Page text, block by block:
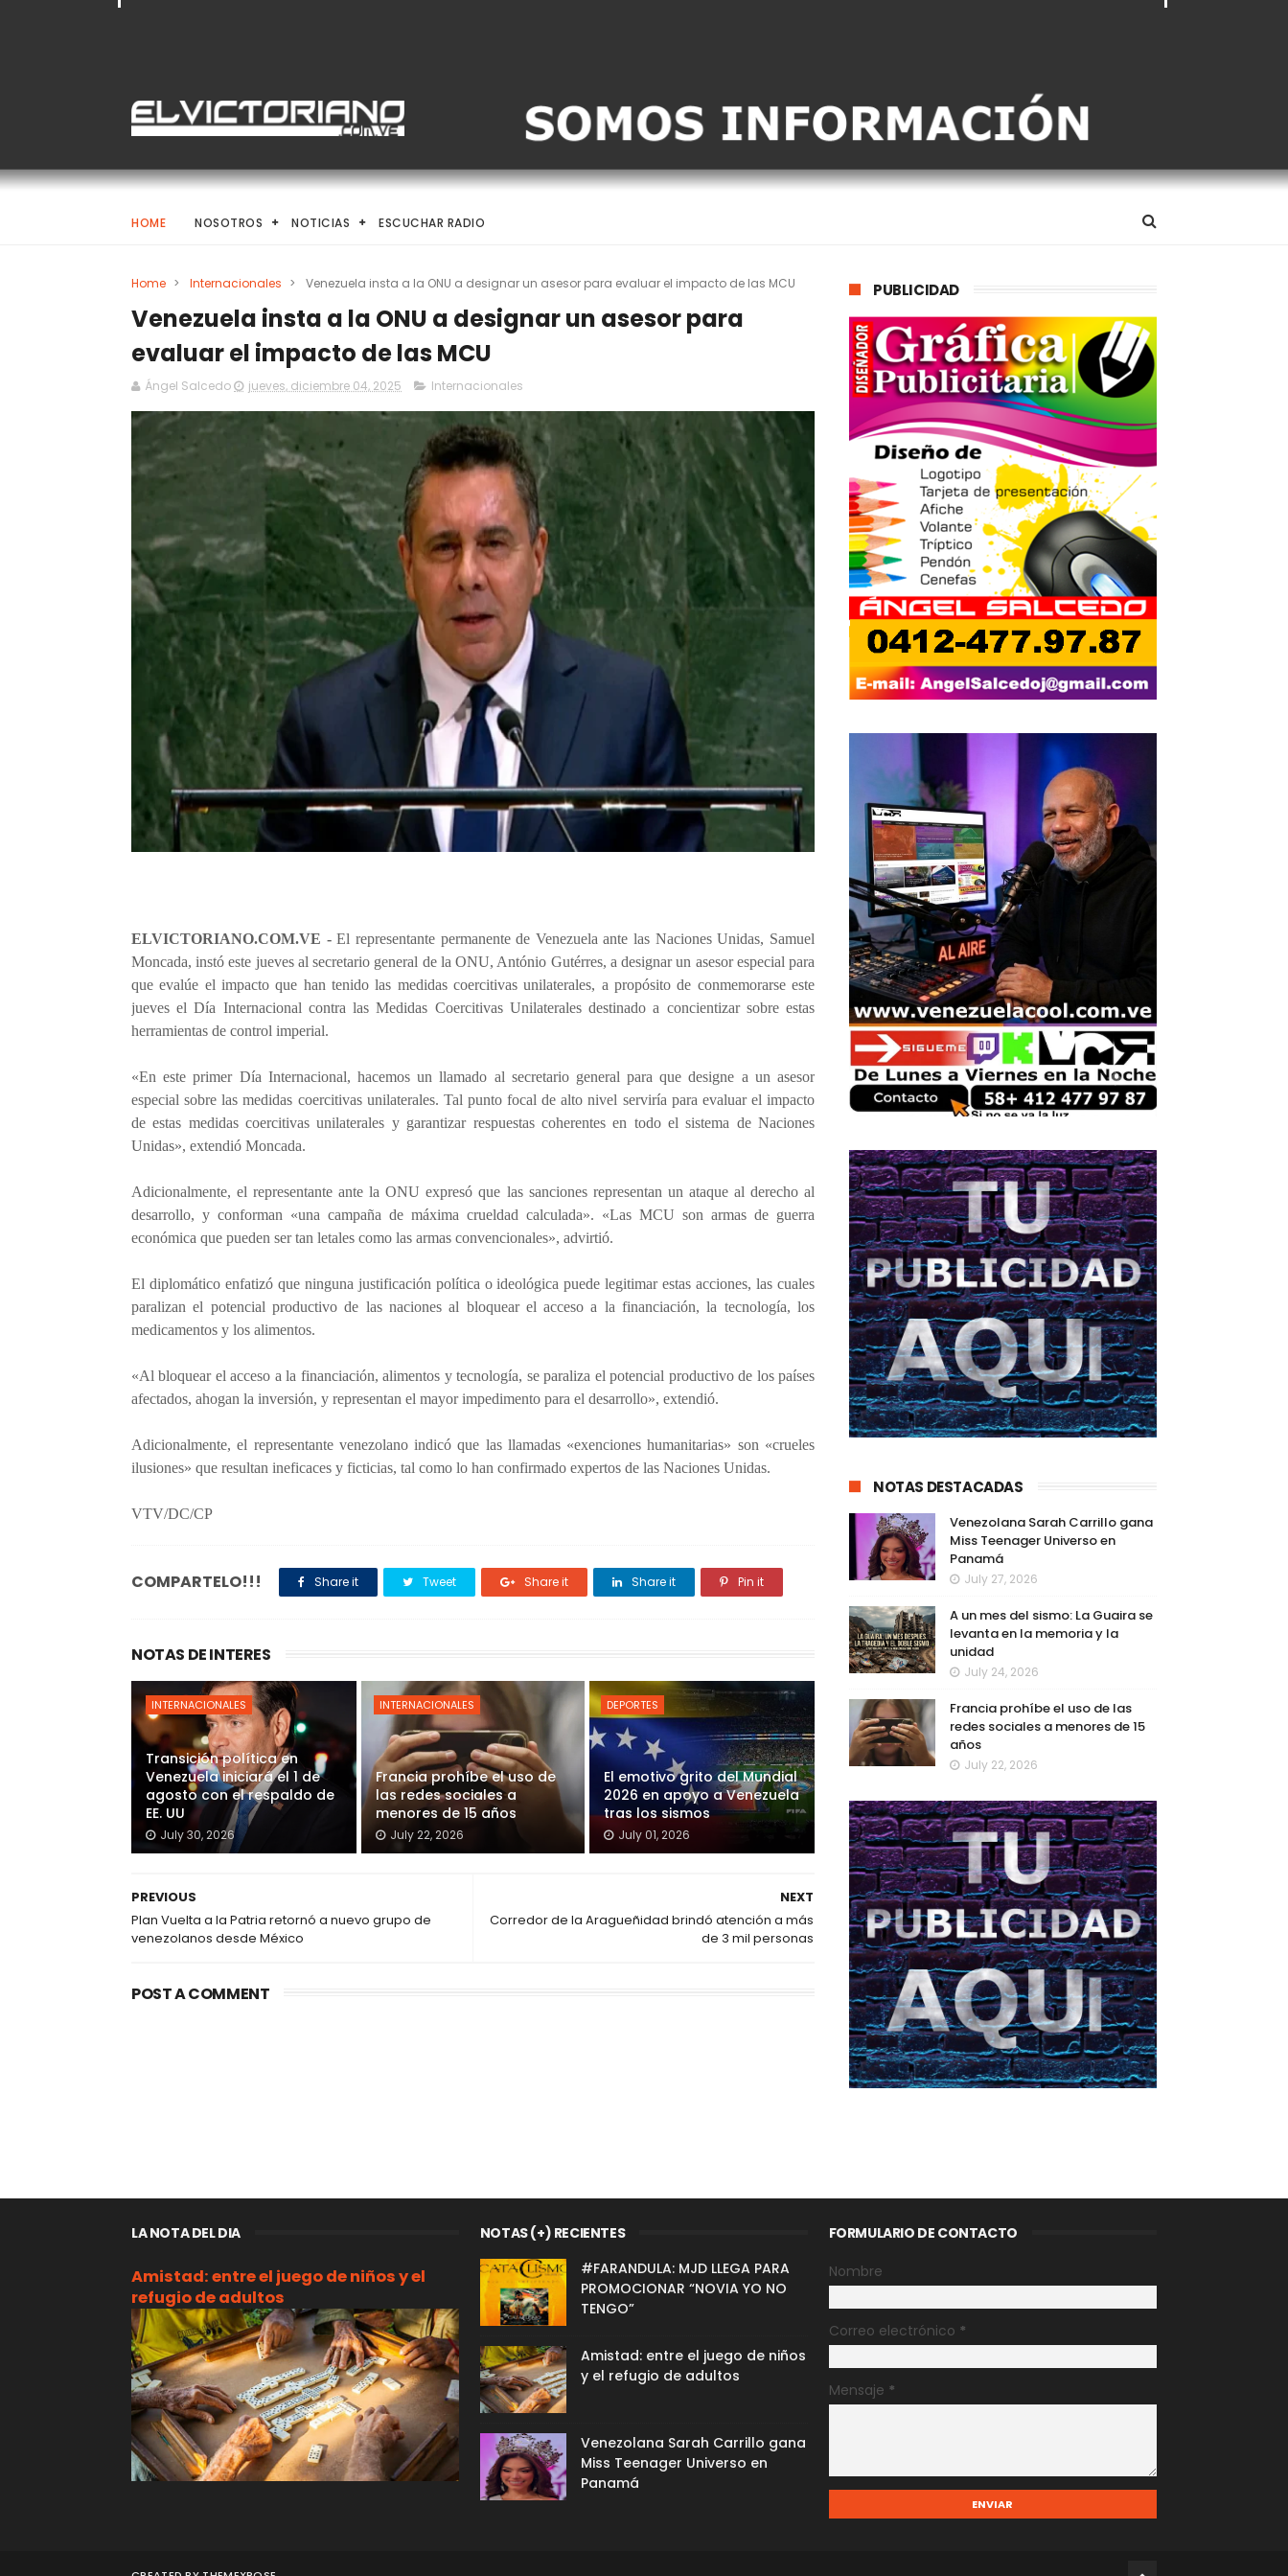
HOME NOSOTROS NOTICIAS ESCUCHAR RADIO
Home > Internacionales > Venezuela insta a la ONU a designar un asesor para evaluar el impacto de las MCU
Venezuela insta a la ONU a designar un asesor para
evaluar el impacto de las MCU
Ángel Salcedo jueves, diciembre 04, 2025 Internacionales
ELVICTORIANO.COM.VE -El representante permanente de Venezuela ante las Naciones Unidas, Samuel
Moncada, instó este jueves al secretario general de la ONU, António Gutérres, a designar un asesor especial para
que evalúe el impacto que han tenido las medidas coercitivas unilaterales, a propósito de conmemorarse este
jueves el Día Internacional contra las Medidas Coercitivas Unilaterales destinado a concientizar sobre estas
herramientas de control imperial.
«En este primer Día Internacional, hacemos un llamado al secretario general para que designe a un asesor
especial sobre las medidas coercitivas unilaterales. Tal punto focal de alto nivel serviría para evaluar el impacto
de estas medidas coercitivas unilaterales y garantizar respuestas coherentes en todo el sistema de Naciones
Unidas», extendió Moncada.
Adicionalmente, el representante ante la ONU expresó que las sanciones representan un ataque al derecho al
desarrollo, y conforman «una campaña de máxima crueldad calculada». «Las MCU son armas de guerra
económica que pueden ser tan letales como las armas convencionales», advirtió.
El diplomático enfatizó que ninguna justificación política o ideológica puede legitimar estas acciones, las cuales
paralizan el potencial productivo de las naciones al bloquear el acceso a la financiación, la tecnología, los
medicamentos y los alimentos.
«Al bloquear el acceso a la financiación, alimentos y tecnología, se paraliza el potencial productivo de los países
afectados, ahogan la inversión, y representan el mayor impedimento para el desarrollo», extendió.
Adicionalmente, el representante venezolano indicó que las llamadas «exenciones humanitarias» son «crueles
ilusiones» que resultan ineficaces y ficticias, tal como lo han confirmado expertos de las Naciones Unidas.
VTV/DC/CP
COMPARTELO!!! Share it Tweet Share it Share it Pin it
NOTAS DE INTERES
INTERNACIONALES
Transición política en
Venezuela iniciará el 1 de
agosto con el respaldo de
EE. UU
July 30, 2026
INTERNACIONALES
Francia prohíbe el uso de
las redes sociales a
menores de 15 años
July 22, 2026
DEPORTES
El emotivo grito del Mundial
2026 en apoyo a Venezuela
tras los sismos
July 01, 2026
NEXT
Corredor de la Aragueñidad brindó atención a más
de 3 mil personas
PREVIOUS
Plan Vuelta a la Patria retornó a nuevo grupo de
venezolanos desde México
POST A COMMENT
PUBLICIDAD
NOTAS DESTACADAS
Venezolana Sarah Carrillo gana
Miss Teenager Universo en
Panamá
July 27, 2026
A un mes del sismo: La Guaira se
levanta en la memoria y la
unidad
July 24, 2026
Francia prohíbe el uso de las
redes sociales a menores de 15
años
July 22, 2026
LA NOTA DEL DIA
Amistad: entre el juego de niños y el
refugio de adultos
NOTAS (+) RECIENTES
#FARANDULA: MJD LLEGA PARA
PROMOCIONAR “NOVIA YO NO
TENGO”
Amistad: entre el juego de niños
y el refugio de adultos
Venezolana Sarah Carrillo gana
Miss Teenager Universo en
Panamá
FORMULARIO DE CONTACTO
Nombre
Correo electrónico *
Mensaje *